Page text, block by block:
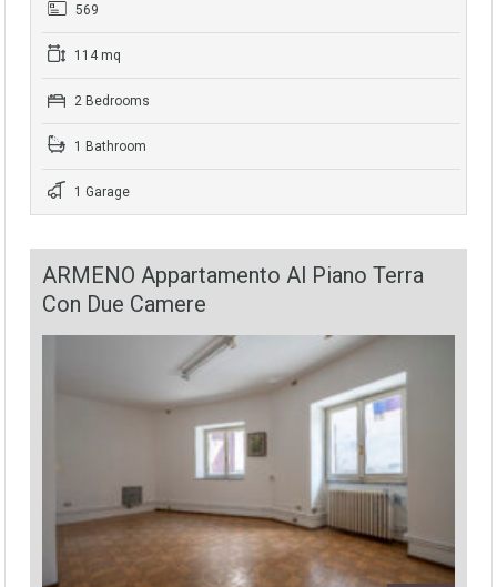
569
114 mq
2 Bedrooms
1 Bathroom
1 Garage
ARMENO Appartamento Al Piano Terra
Con Due Camere